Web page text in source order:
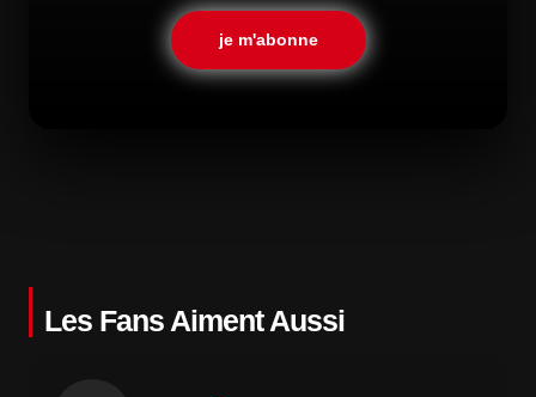
je m'abonne
Les Fans Aiment Aussi